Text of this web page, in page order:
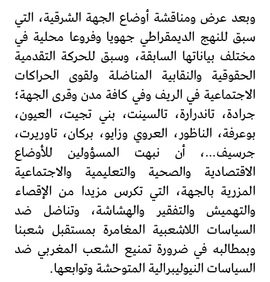
وبعد عرض ومناقشة أوضاع الجهة الشرقية، التي
سبق للنهج الديمقراطي جهويا وفروعا محلية في
مختلف بياناتها السابقة، وسبق للحركة التقدمية
الحقوقية والنقابية المناضلة ولقوى الحراكات
الاجتماعية في الريف وفي كافة مدن وقرى الجهة؛
جرادة، تاندرارة، تالسينت، بني تجيت، العيون،
بوعرفة، الناظور، العروي وزايو، بركان، تاوريرت،
جرسيف…، أن نبهت المسؤولين للأوضاع
الاقتصادية والصحية والتعليمية والاجتماعية
المزرية بالجهة، التي تكرس مزيدا من الإقصاء
والتهميش والتفقير والهشاشة، وتناضل ضد
السياسات اللاشعبية المغامرة بمستقبل شعبنا
وبمطالبه في ضرورة تمنيع الشعب المغربي ضد
السياسات النيوليبرالية المتوحشة وتوابعها.